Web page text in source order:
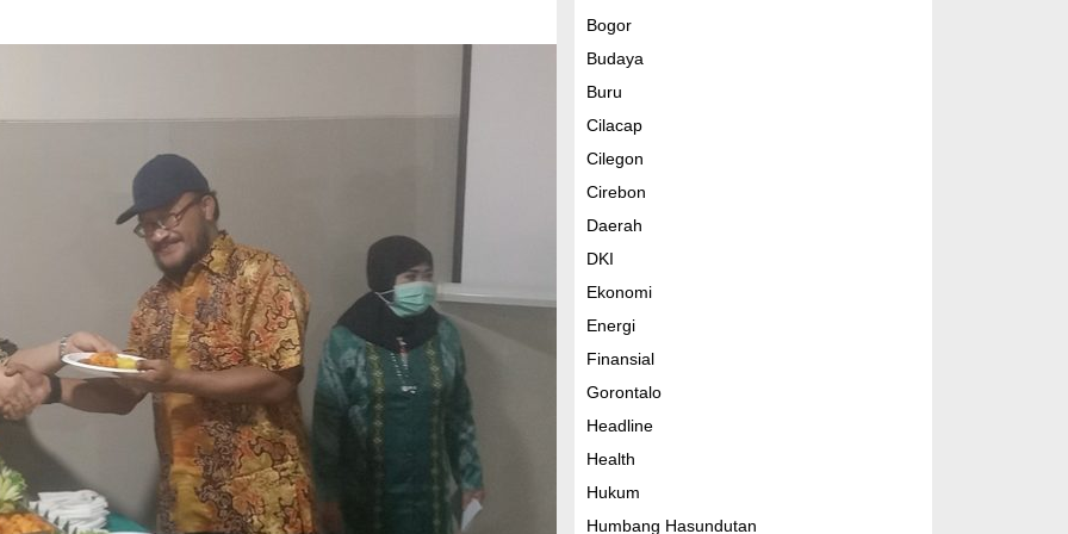
Bogor
Budaya
Buru
Cilacap
Cilegon
Cirebon
Daerah
DKI
Ekonomi
Energi
Finansial
Gorontalo
Headline
Health
Hukum
Humbang Hasundutan